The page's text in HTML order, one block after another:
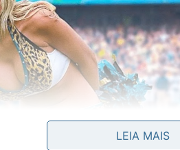
LEIA MAIS